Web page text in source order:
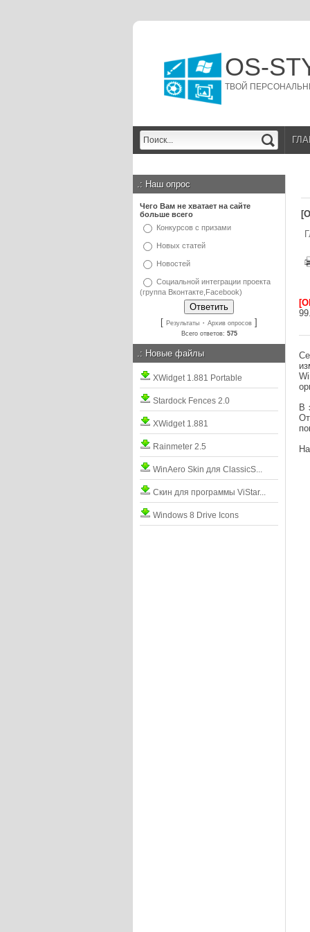
OS-
ТВОЙ
.: Наш опрос
Чего Вам не хватает на сайте
больше всего
Конкурсов с призами
Новых статей
Новостей
Социальной интеграции проекта
(группа Вконтакте,Facebook)
[ Результаты · Архив опросов ]
Всего ответов: 575
.: Новые файлы
XWidget 1.881 Portable
Stardock Fences 2.0
XWidget 1.881
Rainmeter 2.5
WinAero Skin для ClassicS...
Скин для программы ViStar...
Windows 8 Drive Icons
[
В